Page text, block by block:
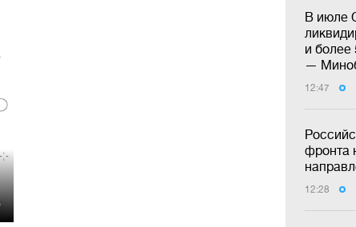
В июле
и
—
12:47
фронта
12:28